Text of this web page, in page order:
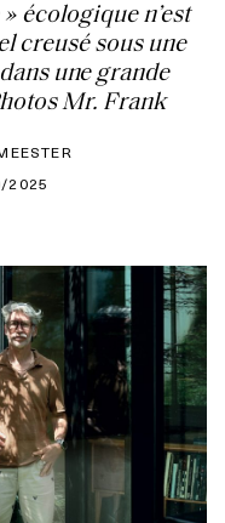
écologique n’est
creusé sous une
une grande
Mr. Frank
2025